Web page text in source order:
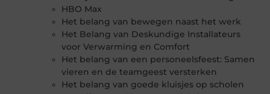
HBO Max
Het belang van bewegen naast het werk
Het Belang van Deskundige Installateurs
voor Verwarming en Comfort
Het belang van een personeelsfeest: Samen
vieren en de teamgeest versterken
Het belang van goede kluisjes op scholen